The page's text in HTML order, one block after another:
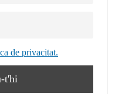
de privacitat.